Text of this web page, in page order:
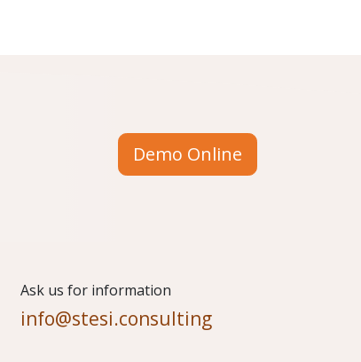
Demo Online
​Ask us for information
info@stesi.consulting